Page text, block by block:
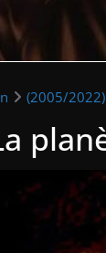
(2005/